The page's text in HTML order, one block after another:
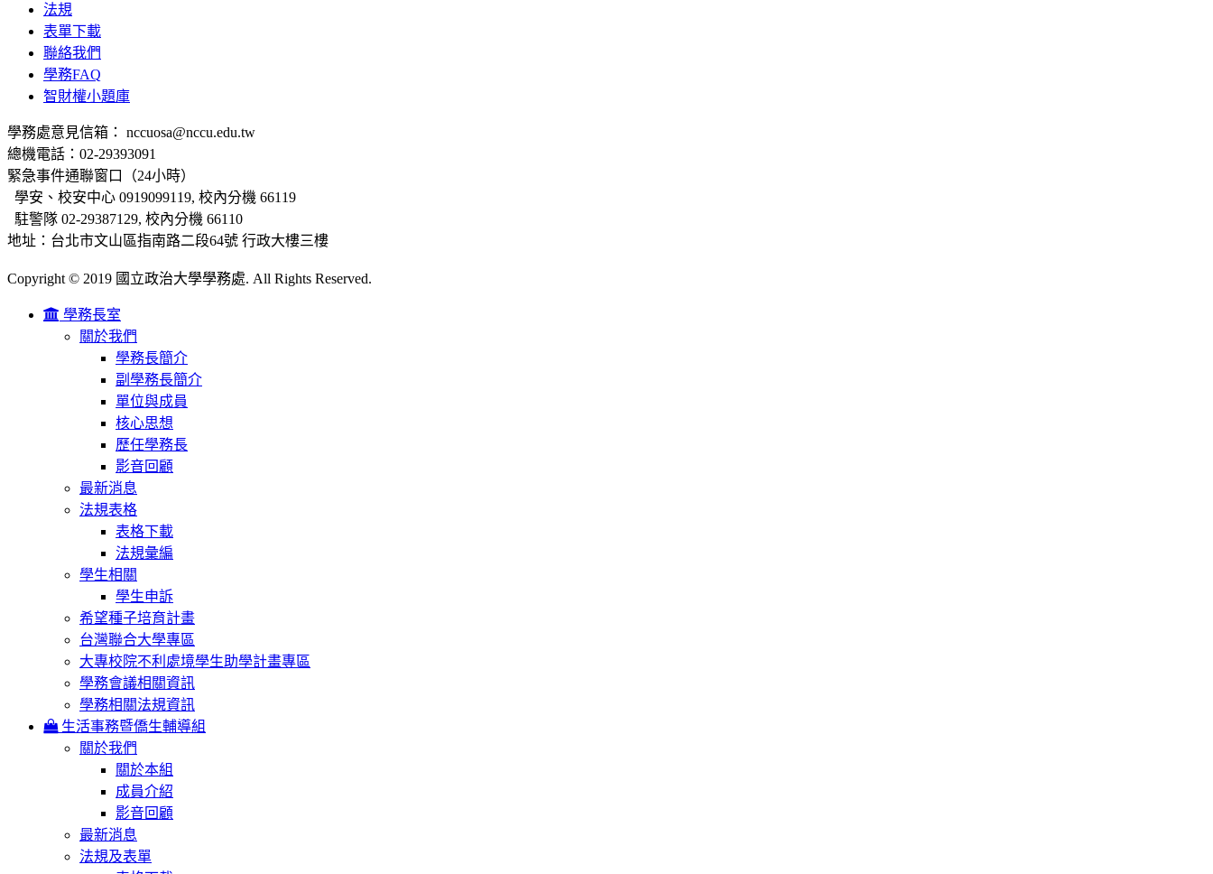
法規
表單下載
聯絡我們
學務FAQ
智財權小題庫
學務處意見信箱： nccuosa@nccu.edu.tw
總機電話：02-29393091
緊急事件通聯窗口（24小時）
學安、校安中心 0919099119, 校內分機 66119
駐警隊 02-29387129, 校內分機 66110
地址：台北市文山區指南路二段64號 行政大樓三樓
Copyright © 2019 國立政治大學學務處. All Rights Reserved.
學務長室
關於我們
學務長簡介
副學務長簡介
單位與成員
核心思想
歷任學務長
影音回顧
最新消息
法規表格
表格下載
法規彙編
學生相關
學生申訴
希望種子培育計畫
台灣聯合大學專區
大專校院不利處境學生助學計畫專區
學務會議相關資訊
學務相關法規資訊
生活事務暨僑生輔導組
關於我們
關於本組
成員介紹
影音回顧
最新消息
法規及表單